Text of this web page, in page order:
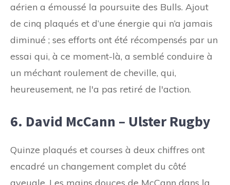
aérien a émoussé la poursuite des Bulls. Ajout
de cinq plaqués et d’une énergie qui n’a jamais
diminué ; ses efforts ont été récompensés par un
essai qui, à ce moment-là, a semblé conduire à
un méchant roulement de cheville, qui,
heureusement, ne l'a pas retiré de l'action.
6. David McCann – Ulster Rugby
Quinze plaqués et courses à deux chiffres ont
encadré un changement complet du côté
aveugle. Les mains douces de McCann dans la